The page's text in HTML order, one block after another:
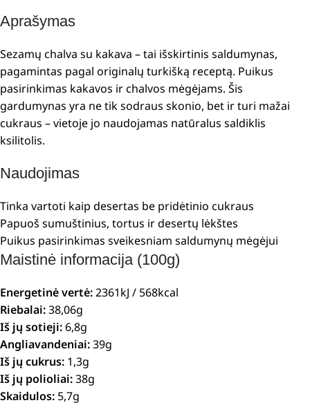
Aprašymas
Sezamų chalva su kakava – tai išskirtinis saldumynas,
pagamintas pagal originalų turkišką receptą. Puikus
pasirinkimas kakavos ir chalvos mėgėjams. Šis
gardumynas yra ne tik sodraus skonio, bet ir turi mažai
cukraus – vietoje jo naudojamas natūralus saldiklis
ksilitolis.
Naudojimas
Tinka vartoti kaip desertas be pridėtinio cukraus
Papuoš sumuštinius, tortus ir desertų lėkštes
Puikus pasirinkimas sveikesniam saldumynų mėgėjui
Maistinė informacija (100g)
Energetinė vertė:2361kJ / 568kcal
Riebalai:38,06g
Iš jų sotieji:6,8g
Angliavandeniai:39g
Iš jų cukrus: 1,3g
Iš jų polioliai:38g
Skaidulos: 5,7g